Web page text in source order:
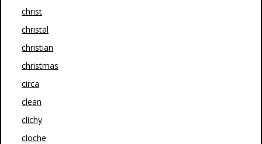
christ
christal
christian
christmas
circa
clean
clichy
cloche